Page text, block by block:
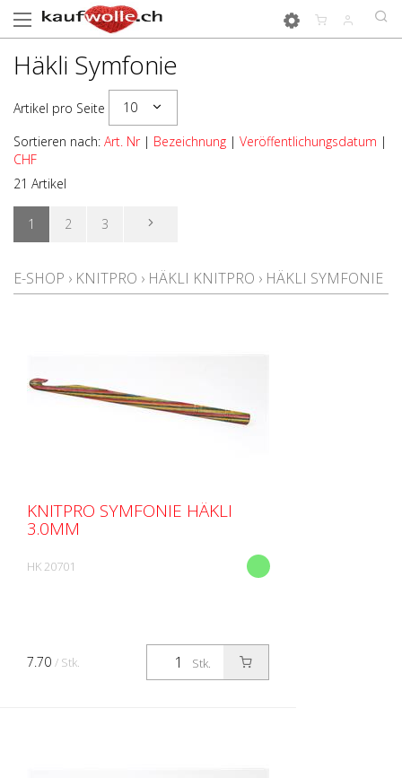
Häkli Symfonie
Artikel pro Seite
10
Sortieren nach: Art. Nr| Bezeichnung | Veröffentlichungsdatum |
CHF
21 Artikel
1 2 3
E-SHOP › KNITPRO › HÄKLI KNITPRO › HÄKLI SYMFONIE
KNITPRO SYMFONIE HÄKLI
3.0MM
HK 20701
Stk.
7.70 / Stk.